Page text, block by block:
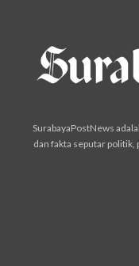
SurabayaPostNews
dan fakta seputar